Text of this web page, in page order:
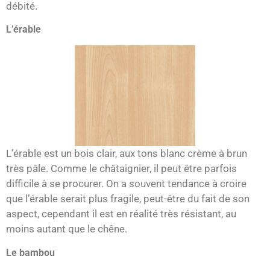
débité.
L’érable
L’érable est un bois clair, aux tons blanc crème à brun
très pâle. Comme le châtaignier, il peut être parfois
difficile à se procurer. On a souvent tendance à croire
que l’érable serait plus fragile, peut-être du fait de son
aspect, cependant il est en réalité très résistant, au
moins autant que le chêne.
Le bambou